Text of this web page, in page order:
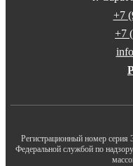
+7
+7
Регистрационный номер
Федеральной службой по